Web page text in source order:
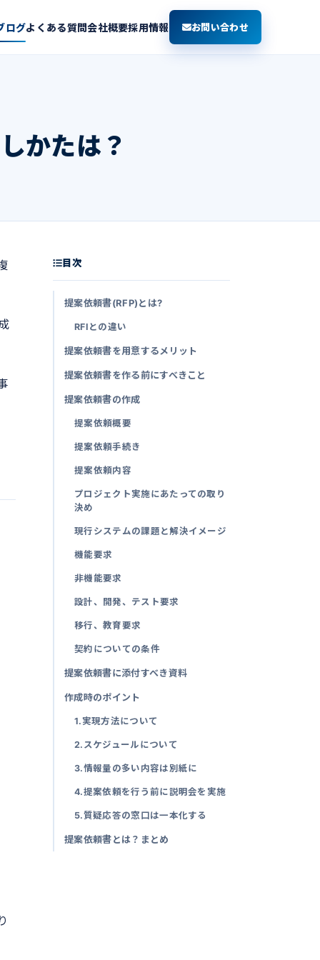
ログよくある質問会社概要採用情報 お問い合わせ
かたは？
目次
提案依頼書(RFP)とは?
RFIとの違い
提案依頼書を用意するメリット
提案依頼書を作る前にすべきこと
提案依頼書の作成
提案依頼概要
提案依頼手続き
提案依頼内容
プロジェクト実施にあたっての取り
決め
現行システムの課題と解決イメージ
機能要求
非機能要求
設計、開発、テスト要求
移行、教育要求
契約についての条件
提案依頼書に添付すべき資料
作成時のポイント
1.実現方法について
2.スケジュールについて
3.情報量の多い内容は別紙に
4.提案依頼を行う前に説明会を実施
5.質疑応答の窓口は一本化する
提案依頼書とは？まとめ